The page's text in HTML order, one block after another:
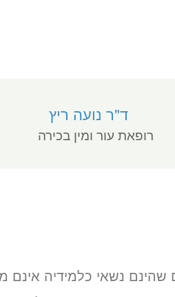
ד"ר נועה ריץ
רופאת עור ומין בכירה
נשאי כלמידיה אינם